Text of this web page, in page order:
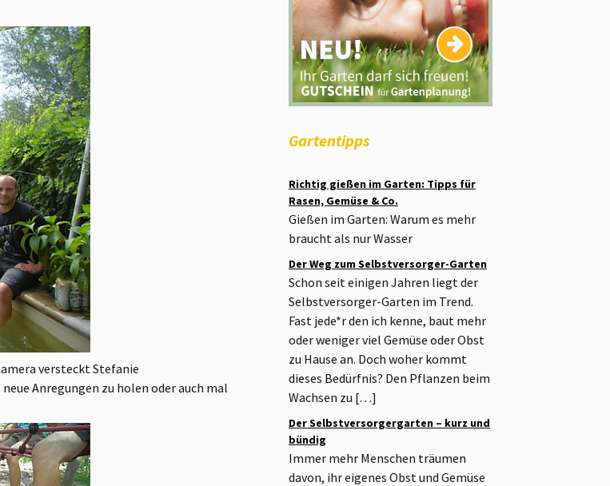
versteckt Stefanie
Anregungen zu holen oder auch mal
Gartentipps
Richtig gießen im Garten: Tipps für
Rasen, Gemüse & Co.
Gießen im Garten: Warum es mehr
braucht als nur Wasser
Der Weg zum Selbstversorger-Garten
Schon seit einigen Jahren liegt der
Selbstversorger-Garten im Trend.
Fast jede*r den ich kenne, baut mehr
oder weniger viel Gemüse oder Obst
zu Hause an. Doch woher kommt
dieses Bedürfnis? Den Pflanzen beim
Wachsen zu […]
Der Selbstversorgergarten – kurz und
bündig
Immer mehr Menschen träumen
davon, ihr eigenes Obst und Gemüse